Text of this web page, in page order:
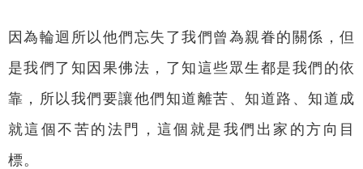
因為輪迴所以他們忘失了我們曾為親眷的關係，但
是我們了知因果佛法，了知這些眾生都是我們的依
靠，所以我們要讓他們知道離苦、知道路、知道成
就這個不苦的法門，這個就是我們出家的方向目
標。